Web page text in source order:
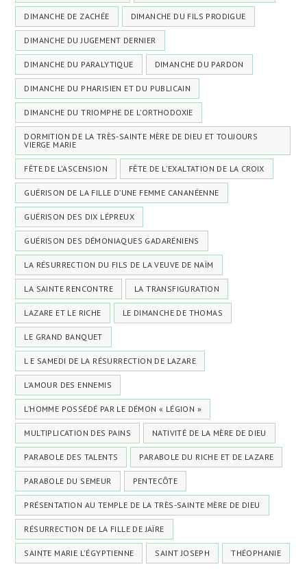
DIMANCHE DE ZACHÉE DIMANCHE DU FILS PRODIGUE
DIMANCHE DU JUGEMENT DERNIER
DIMANCHE DU PARALYTIQUE DIMANCHE DU PARDON
DIMANCHE DU PHARISIEN ET DU PUBLICAIN
DIMANCHE DU TRIOMPHE DE L’ORTHODOXIE
DORMITION DE LA TRÈS-SAINTE MÈRE DE DIEU ET TOUJOURS
VIERGE MARIE
FÊTE DE L'ASCENSION FÊTE DE L'EXALTATION DE LA CROIX
GUÉRISON DE LA FILLE D’UNE FEMME CANANÉENNE
GUÉRISON DES DIX LÉPREUX
GUÉRISON DES DÉMONIAQUES GADARÉNIENS
LA RÉSURRECTION DU FILS DE LA VEUVE DE NAÏM
LA SAINTE RENCONTRE LA TRANSFIGURATION
LAZARE ET LE RICHE LE DIMANCHE DE THOMAS
LE GRAND BANQUET
L E SAMEDI DE LA RÉSURRECTION DE LAZARE
L’AMOUR DES ENNEMIS
L’HOMME POSSÉDÉ PAR LE DÉMON « LÉGION »
MULTIPLICATION DES PAINS NATIVITÉ DE LA MÈRE DE DIEU
PARABOLE DES TALENTS PARABOLE DU RICHE ET DE LAZARE
PARABOLE DU SEMEUR PENTECÔTE
PRÉSENTATION AU TEMPLE DE LA TRÈS-SAINTE MÈRE DE DIEU
RÉSURRECTION DE LA FILLE DE JAÏRE
SAINTE MARIE L'ÉGYPTIENNE SAINT JOSEPH THÉOPHANIE